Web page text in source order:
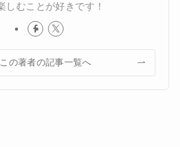
しむことが好きです！
この著者の記事一覧へ